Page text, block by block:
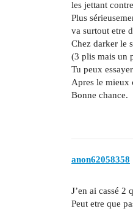
les jettant
Plus
va surtout etre
Chez darker le
(3 plis mais un
Tu peux
Apres le mieux
Bonne chance.
anon62058358
J’en ai cassé 2
Peut etre que